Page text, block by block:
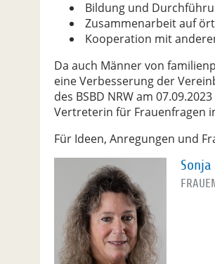
Bildung und
Zusammenarbeit auf
Kooperation mit
Da auch Männer von
eine Verbesserung der
des BSBD NRW am
Vertreterin für Frauenfragen
Für Ideen, Anregungen und
Sonja